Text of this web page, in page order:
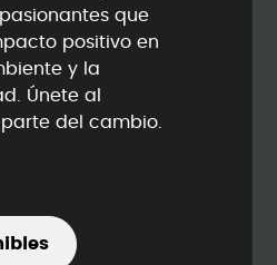
que
positivo en
y la
Únete al
del cambio.